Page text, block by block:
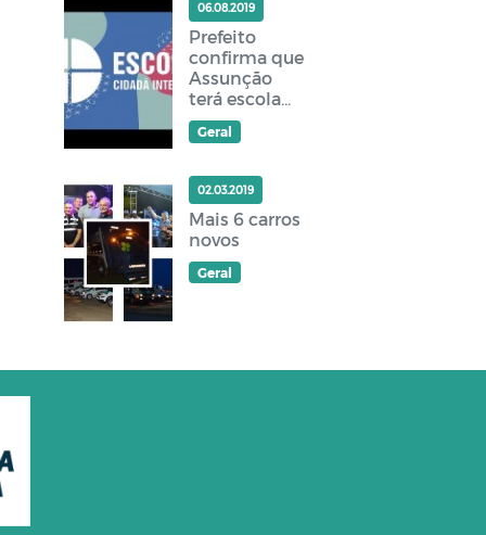
06.08.2019
Prefeito
confirma que
Assunção
terá escola
cidadã
integral
Geral
02.03.2019
Mais 6 carros
novos
Geral